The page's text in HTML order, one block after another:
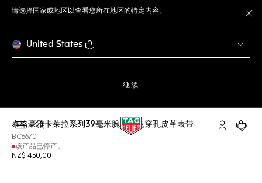
请选择国家或地区以查看您所在地区的特定内容。
United States
继续
打开搜索 My TAG您的
泰格豪雅卡莱拉系列39毫米腕表棕色穿孔皮革表带
BC6670
该产品已停产。
NZ$ 450,00